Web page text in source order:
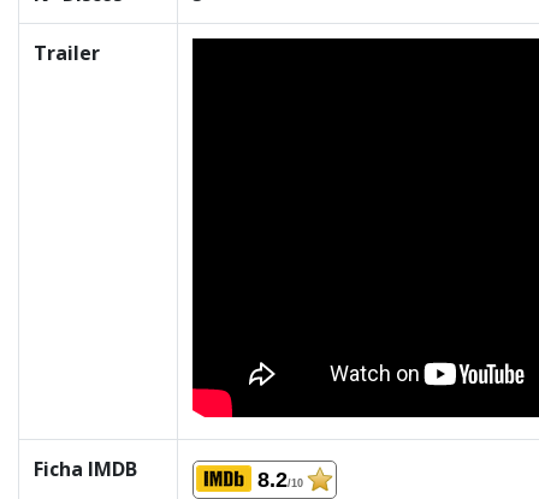
Trailer
Ficha IMDB 8.2/10